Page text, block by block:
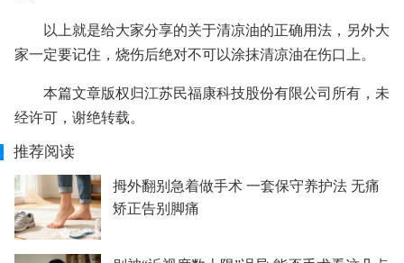
以上就是给大家分享的关于清凉油的正确用法，另外大
家一定要记住，烧伤后绝对不可以涂抹清凉油在伤口上。
本篇文章版权归江苏民福康科技股份有限公司所有，未
经许可，谢绝转载。
推荐阅读
拇外翻别急着做手术 一套保守养护法 无痛
矫正告别脚痛